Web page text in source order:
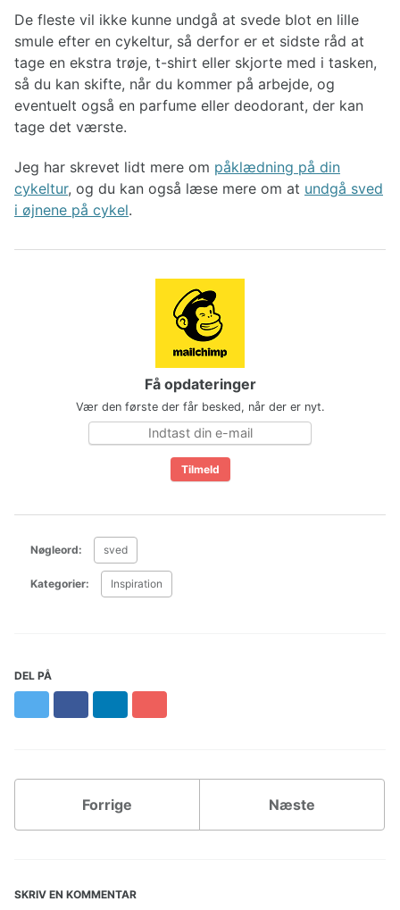
De fleste vil ikke kunne undgå at svede blot en lille
smule efter en cykeltur, så derfor er et sidste råd at
tage en ekstra trøje, t-shirt eller skjorte med i tasken,
så du kan skifte, når du kommer på arbejde, og
eventuelt også en parfume eller deodorant, der kan
tage det værste.
Jeg har skrevet lidt mere om påklædning på din
cykeltur, og du kan også læse mere om at undgå sved
i øjnene på cykel.
Få opdateringer
Vær den første der får besked, når der er nyt.
Nøgleord: sved
Kategorier: Inspiration
DEL PÅ
Forrige Næste
SKRIV EN KOMMENTAR